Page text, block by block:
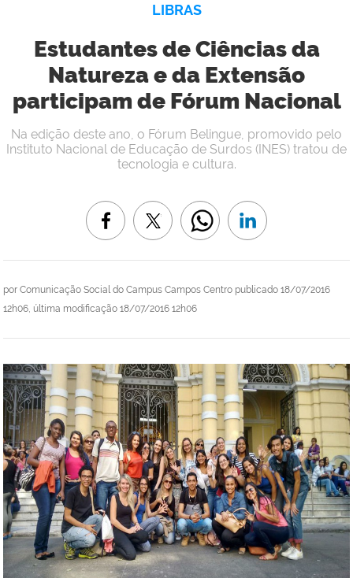
LIBRAS
Estudantes de Ciências da
Natureza e da Extensão
participam de Fórum Nacional
por Comunicação Social do Campus Campos Centro publicado 18/07/2016
12h06, última modificação 18/07/2016 12h06
Na edição deste ano, o Fórum Belingue, promovido pelo
Instituto Nacional de Educação de Surdos (INES) tratou de
tecnologia e cultura.